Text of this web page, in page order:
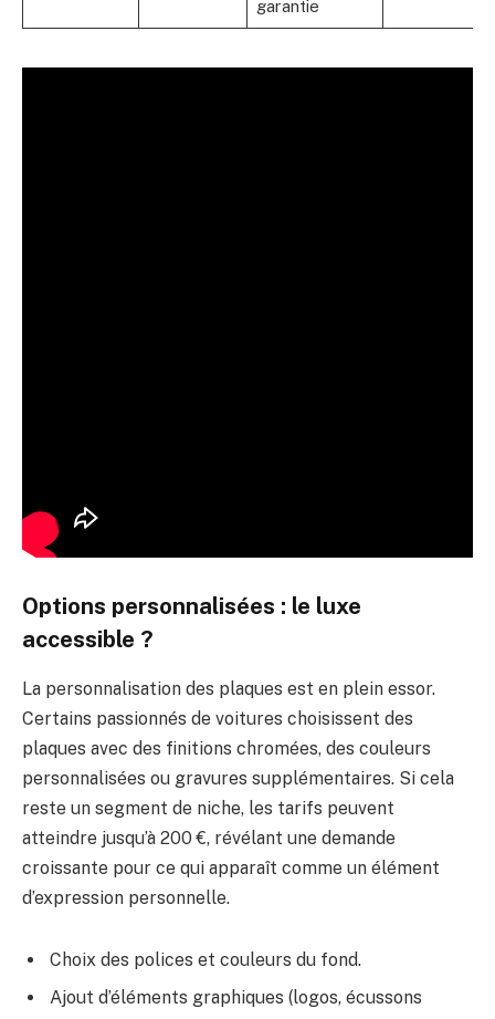
garantie
Options personnalisées : le luxe
accessible ?
La personnalisation des plaques est en plein essor.
Certains passionnés de voitures choisissent des
plaques avec des finitions chromées, des couleurs
personnalisées ou gravures supplémentaires. Si cela
reste un segment de niche, les tarifs peuvent
atteindre jusqu’à 200 €, révélant une demande
croissante pour ce qui apparaît comme un élément
d’expression personnelle.
Choix des polices et couleurs du fond.
Ajout d’éléments graphiques (logos, écussons